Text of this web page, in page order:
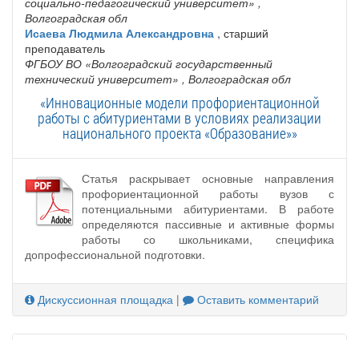
Волгоградская обл
Исаева Людмила Александровна , старший
преподаватель
ФГБОУ ВО «Волгоградский государственный
технический университет» , Волгоградская обл
«Инновационные модели профориентационной
работы с абитуриентами в условиях реализации
национального проекта «Образование»»
Статья раскрывает основные направления
профориентационной работы вузов с
потенциальными абитуриентами. В работе
определяются пассивные и активные формы
работы со школьниками, специфика
допрофессиональной подготовки.
Дискуссионная площадка | Оставить комментарий